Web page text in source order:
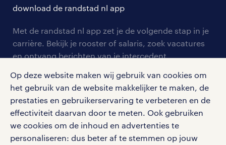
Op deze website maken wij gebruik van cookies om
het gebruik van de website makkelijker te maken, de
prestaties en gebruikerservaring te verbeteren en de
effectiviteit daarvan door te meten. Ook gebruiken
we cookies om de inhoud en advertenties te
personaliseren: dus beter af te stemmen op jouw
tarieven
personeel gezocht
aanmelden nieuwsbrief
solliciteren
blogs en artikelen
bruto-netto calculator
onze vestigingen
pers
klachten en misstanden
download de randstad nl app
Met de randstad nl app zet je de volgende stap in je
carrière. Bekijk je rooster of salaris, zoek vacatures
en ontvang berichten van je intercedent.
apple app store
google play store